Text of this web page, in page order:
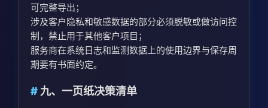
可完整导出；
涉及客户隐私和敏感数据的部分必须脱敏或做访问控
制，禁止用于其他客户项目；
服务商在系统日志和监测数据上的使用边界与保存周
期要有书面约定。
九、一页纸决策清单